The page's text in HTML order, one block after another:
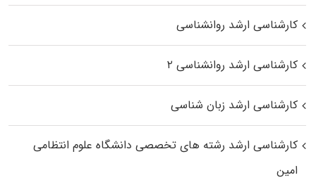
کارشناسی ارشد روانشناسی
کارشناسی ارشد روانشناسی ۲
کارشناسی ارشد زبان شناسی
کارشناسی ارشد رﺷﺘﻪ ﻫﺎی تخصصی داﻧﺸﮕﺎه ﻋﻠﻮم انتظامی
اﻣﻴﻦ